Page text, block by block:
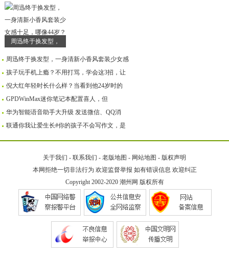
周迅终于换发型，
周迅终于换发型，一身清新小香风套装少女感
孩子玩手机上瘾？不用打骂，学会这3招，让
倪大红年轻时长什么样？当看到他24岁时的
GPDWinMax迷你笔记本配置喜人，但
华为智能语音助手大升级 发送微信、QQ消
联通你我让爱生长#你的孩子不会写作文，是
关于我们 - 联系我们 - 老版地图 - 网站地图 - 版权声明
本网拒绝一切非法行为 欢迎监督举报 如有错误信息 欢迎纠正
Copyright 2002-2020 潮州网 版权所有